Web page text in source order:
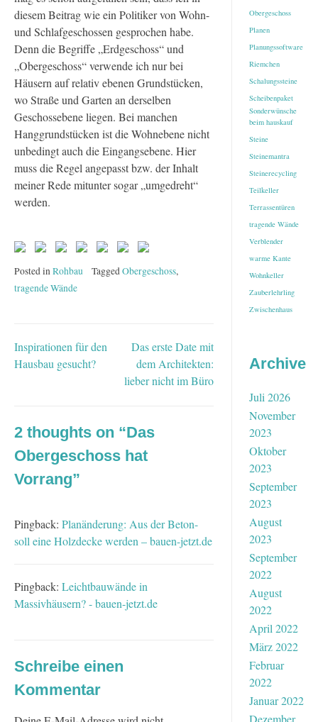
diesem Beitrag wie ein Politiker von Wohn-
und Schlafgeschossen gesprochen habe.
Denn die Begriffe „Erdgeschoss“ und
„Obergeschoss“ verwende ich nur bei
Häusern auf relativ ebenen Grundstücken,
wo Straße und Garten an derselben
Geschossebene liegen. Bei manchen
Hanggrundstücken ist die Wohnebene nicht
unbedingt auch die Eingangsebene. Hier
muss die Regel angepasst bzw. der Inhalt
meiner Rede mitunter sogar „umgedreht“
werden.
Posted inRohbau TaggedObergeschoss,
tragende Wände
Beitragsnavigation
Inspirationen für den
Hausbau gesucht?
Das erste Date mit
dem Architekten:
lieber nicht im Büro
2 thoughts on “Das
Obergeschoss hat
Vorrang”
Pingback: Planänderung: Aus der Beton-
soll eine Holzdecke werden – bauen-jetzt.de
Pingback: Leichtbauwände in
Massivhäusern? - bauen-jetzt.de
Schreibe einen
Kommentar
Obergeschoss
Planen
Planungssoftware
Riemchen
Schalungssteine
Scheibenpaket
Sonderwünsche
beim hauskauf
Steine
Steinemantra
Steinerecycling
Teilkeller
Terrassentüren
tragende Wände
Verblender
warme Kante
Wohnkeller
Zauberlehrling
Zwischenhaus
Archive
Juli 2026
November
2023
Oktober
2023
September
2023
August
2023
September
2022
August
2022
April 2022
März 2022
Februar
2022
Januar 2022